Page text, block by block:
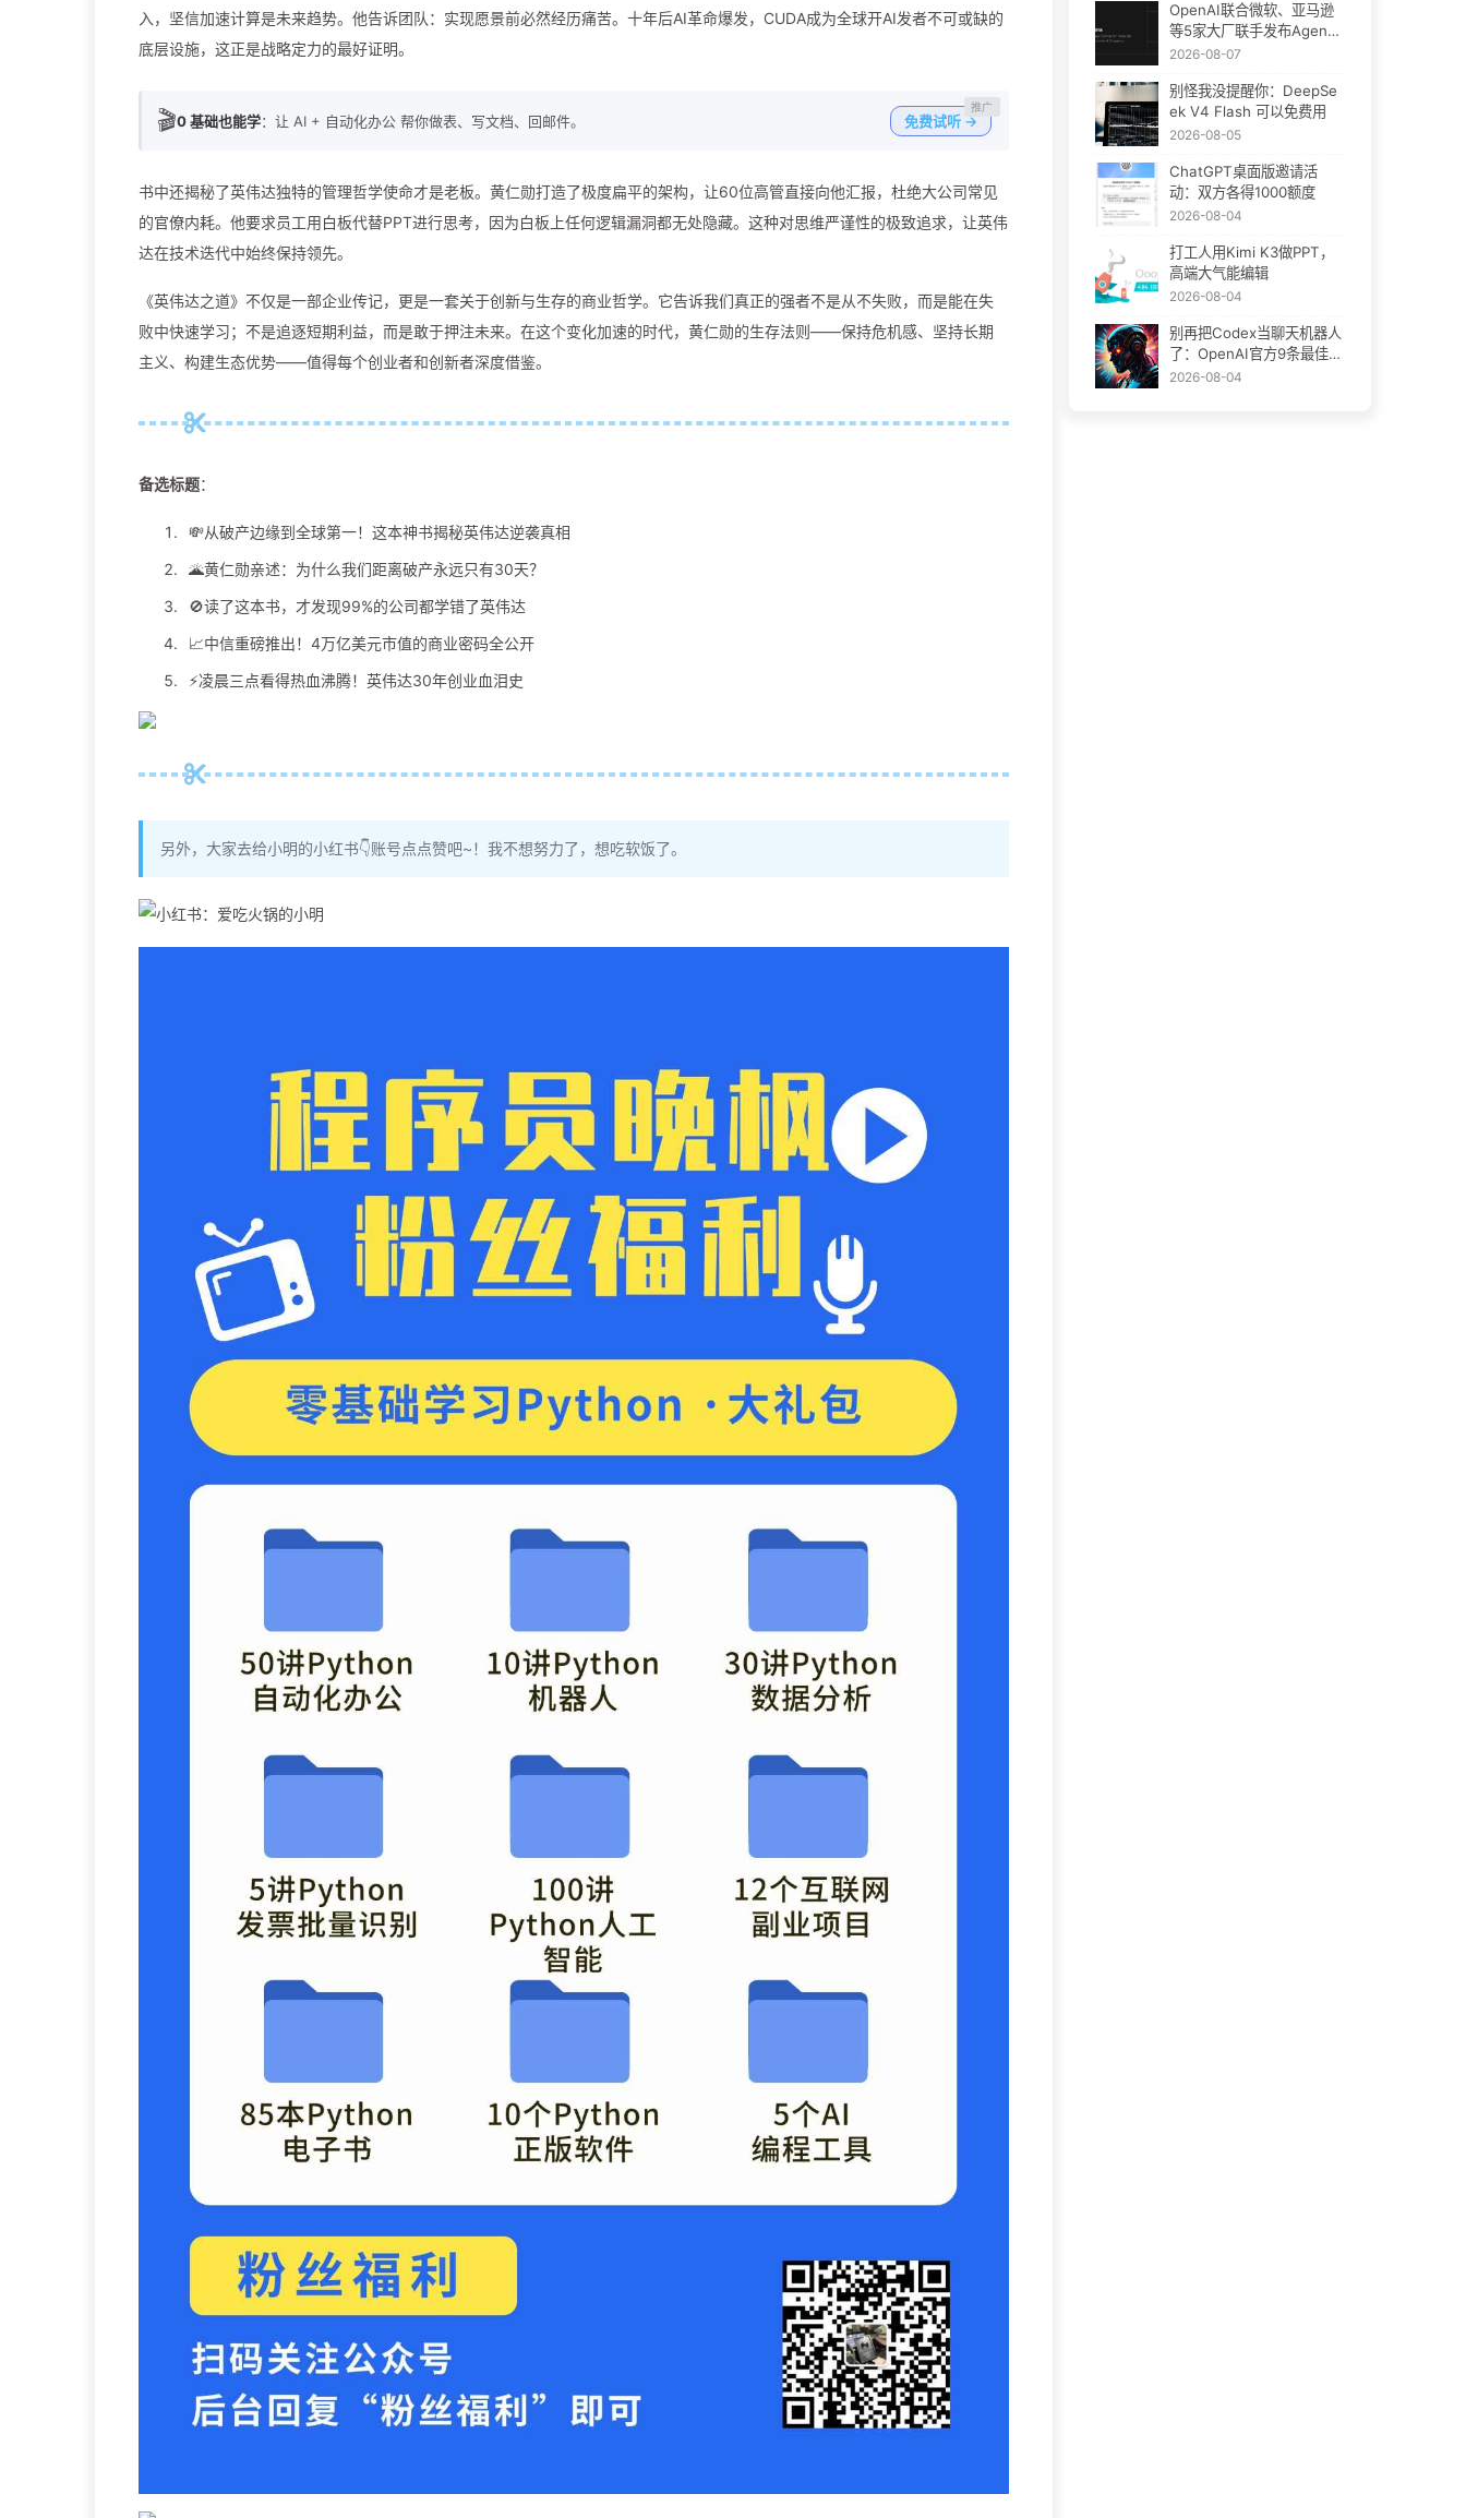
入，坚信加速计算是未来趋势。他告诉团队：实现愿景前必然经历痛苦。十年后AI革命爆发，CUDA成为全球开AI发者不可或缺的
底层设施，这正是战略定力的最好证明。
🎬0 基础也能学：让 AI + 自动化办公 帮你做表、写文档、回邮件。 免费试听 →
书中还揭秘了英伟达独特的管理哲学使命才是老板。黄仁勋打造了极度扁平的架构，让60位高管直接向他汇报，杜绝大公司常见
的官僚内耗。他要求员工用白板代替PPT进行思考，因为白板上任何逻辑漏洞都无处隐藏。这种对思维严谨性的极致追求，让英伟
达在技术迭代中始终保持领先。
《英伟达之道》不仅是一部企业传记，更是一套关于创新与生存的商业哲学。它告诉我们真正的强者不是从不失败，而是能在失
败中快速学习；不是追逐短期利益，而是敢于押注未来。在这个变化加速的时代，黄仁勋的生存法则——保持危机感、坚持长期
主义、构建生态优势——值得每个创业者和创新者深度借鉴。
备选标题：
💸从破产边缘到全球第一！这本神书揭秘英伟达逆袭真相
🌋黄仁勋亲述：为什么我们距离破产永远只有30天？
🚫读了这本书，才发现99%的公司都学错了英伟达
📈中信重磅推出！4万亿美元市值的商业密码全公开
⚡️凌晨三点看得热血沸腾！英伟达30年创业血泪史
另外，大家去给小明的小红书👇账号点点赞吧~！我不想努力了，想吃软饭了。
OpenAI联合微软、亚马逊
等5家大厂联手发布Agent
Plugins：AI插件终于要统
2026-08-07
别怪我没提醒你：DeepSe
ek V4 Flash 可以免费用
2026-08-05
ChatGPT桌面版邀请活
动：双方各得1000额度
2026-08-04
打工人用Kimi K3做PPT，
高端大气能编辑
2026-08-04
别再把Codex当聊天机器人
了：OpenAI官方9条最佳实
践
2026-08-04